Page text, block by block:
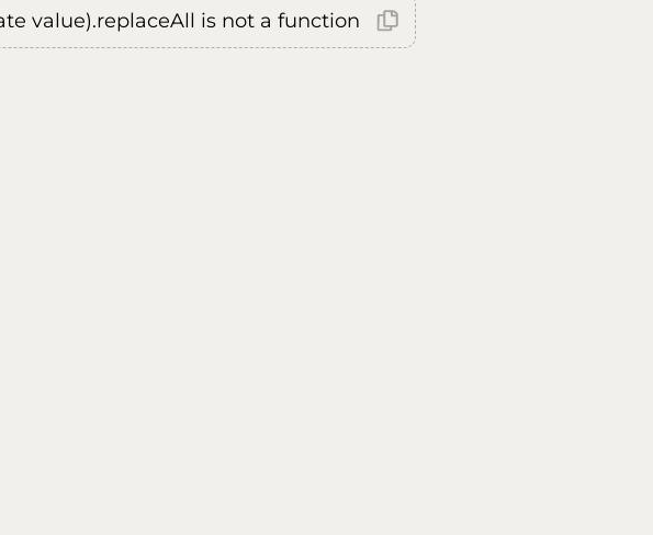
value).replaceAll is not a function